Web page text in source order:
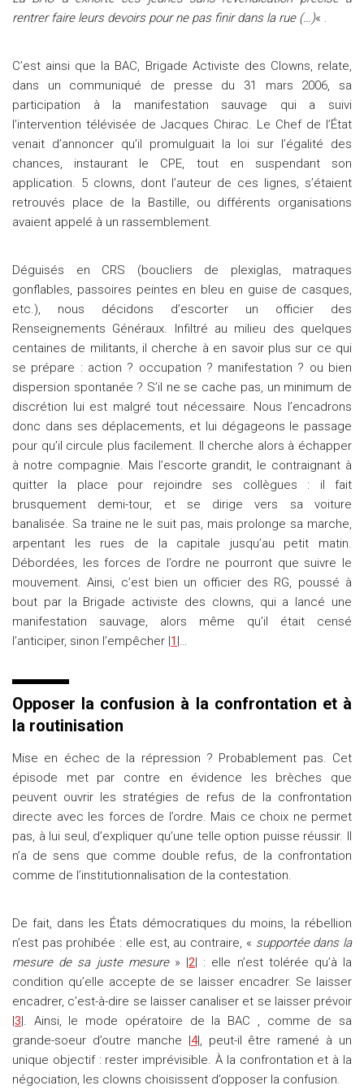
rentrer faire leurs devoirs pour ne pas finir dans la rue (…)« .
C’est ainsi que la BAC, Brigade Activiste des Clowns, relate,
dans un communiqué de presse du 31 mars 2006, sa
participation à la manifestation sauvage qui a suivi
l’intervention télévisée de Jacques Chirac. Le Chef de l’État
venait d’annoncer qu’il promulguait la loi sur l’égalité des
chances, instaurant le CPE, tout en suspendant son
application. 5 clowns, dont l’auteur de ces lignes, s’étaient
retrouvés place de la Bastille, ou différents organisations
avaient appelé à un rassemblement.
Déguisés en CRS (boucliers de plexiglas, matraques
gonflables, passoires peintes en bleu en guise de casques,
etc.), nous décidons d’escorter un officier des
Renseignements Généraux. Infiltré au milieu des quelques
centaines de militants, il cherche à en savoir plus sur ce qui
se prépare : action ? occupation ? manifestation ? ou bien
dispersion spontanée ? S’il ne se cache pas, un minimum de
discrétion lui est malgré tout nécessaire. Nous l’encadrons
donc dans ses déplacements, et lui dégageons le passage
pour qu’il circule plus facilement. Il cherche alors à échapper
à notre compagnie. Mais l’escorte grandit, le contraignant à
quitter la place pour rejoindre ses collègues : il fait
brusquement demi-tour, et se dirige vers sa voiture
banalisée. Sa traine ne le suit pas, mais prolonge sa marche,
arpentant les rues de la capitale jusqu’au petit matin.
Débordées, les forces de l’ordre ne pourront que suivre le
mouvement. Ainsi, c’est bien un officier des RG, poussé à
bout par la Brigade activiste des clowns, qui a lancé une
manifestation sauvage, alors même qu’il était censé
l’anticiper, sinon l’empêcher |1 |…
Opposer la confusion à la confrontation et à
la routinisation
Mise en échec de la répression ? Probablement pas. Cet
épisode met par contre en évidence les brèches que
peuvent ouvrir les stratégies de refus de la confrontation
directe avec les forces de l’ordre. Mais ce choix ne permet
pas, à lui seul, d’expliquer qu’une telle option puisse réussir. Il
n’a de sens que comme double refus, de la confrontation
comme de l’institutionnalisation de la contestation.
De fait, dans les États démocratiques du moins, la rébellion
n’est pas prohibée : elle est, au contraire, « supportée dans la
mesure de sa juste mesure» |2| : elle n’est tolérée qu’à la
condition qu’elle accepte de se laisser encadrer. Se laisser
encadrer, c’est-à-dire se laisser canaliser et se laisser prévoir
|3|. Ainsi, le mode opératoire de la BAC , comme de sa
grande-soeur d’outre manche |4|, peut-il être ramené à un
unique objectif : rester imprévisible. À la confrontation et à la
négociation, les clowns choisissent d’opposer la confusion.